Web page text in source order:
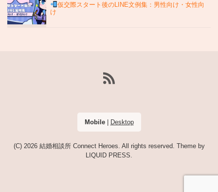
仮交際スタート後のLINE文例集：男性向け・女性向
け
Mobile| Desktop
(C) 2026 結婚相談所 Connect Heroes. All rights reserved. Theme by
LIQUID PRESS.